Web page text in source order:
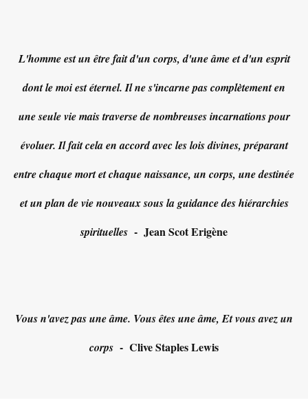
L'homme est un être fait d'un corps, d'une âme et d'un esprit
dont le moi est éternel. Il ne s'incarne pas complètement en
une seule vie mais traverse de nombreuses incarnations pour
évoluer. Il fait cela en accord avec les lois divines, préparant
entre chaque mort et chaque naissance, un corps, une destinée
et un plan de vie nouveaux sous la guidance des hiérarchies
spirituelles - Jean Scot Erigène
Vous n'avez pas une âme. Vous êtes une âme, Et vous avez un
corps - Clive Staples Lewis